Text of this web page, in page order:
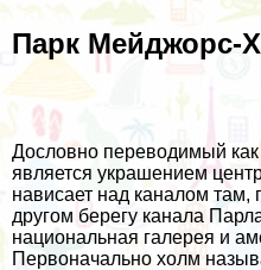
Парк Мейджорс-
Дословно переводимый
является украшением
нависает над каналом там,
другом берегу канала
национальная галерея и
Первоначально холм